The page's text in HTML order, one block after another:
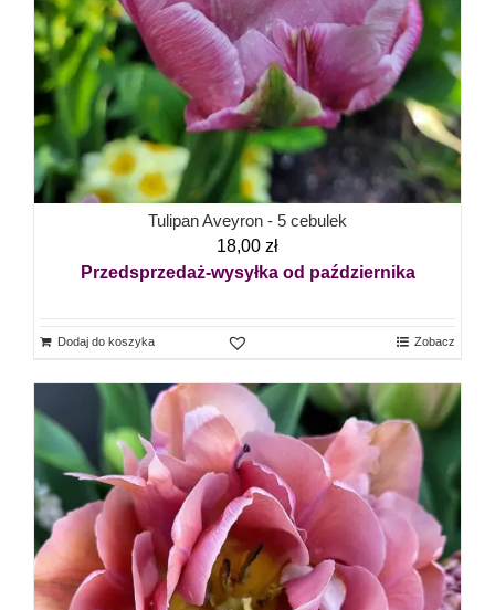
Tulipan Aveyron - 5 cebulek
18,00 zł
Przedsprzedaż-wysyłka od października
Dodaj do koszyka Zobacz